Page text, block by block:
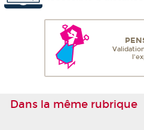
Dans la même rubrique